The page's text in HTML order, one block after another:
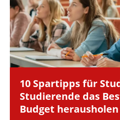
10 Spartipps für
Studierende das
Budget herausholen